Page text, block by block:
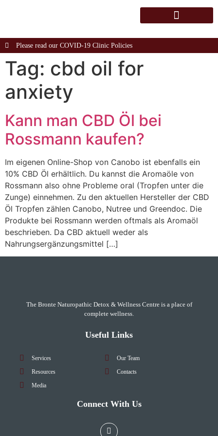
Please read our COVID-19 Clinic Policies
Tag: cbd oil for
anxiety
Kann man CBD Öl bei
Rossmann kaufen?
Im eigenen Online-Shop von Canobo ist ebenfalls ein
10% CBD Öl erhältlich. Du kannst die Aromaöle von
Rossmann also ohne Probleme oral (Tropfen unter die
Zunge) einnehmen. Zu den aktuellen Hersteller der CBD
Öl Tropfen zählen Canobo, Nutree und Greendoc. Die
Produkte bei Rossmann werden oftmals als Aromaöl
beschrieben. Da CBD aktuell weder als
Nahrungsergänzungsmittel […]
The Bronte Naturopathic Detox & Wellness Centre is a place of
complete wellness.
Useful Links
Services
Resources
Media
Our Team
Contacts
Connect With Us